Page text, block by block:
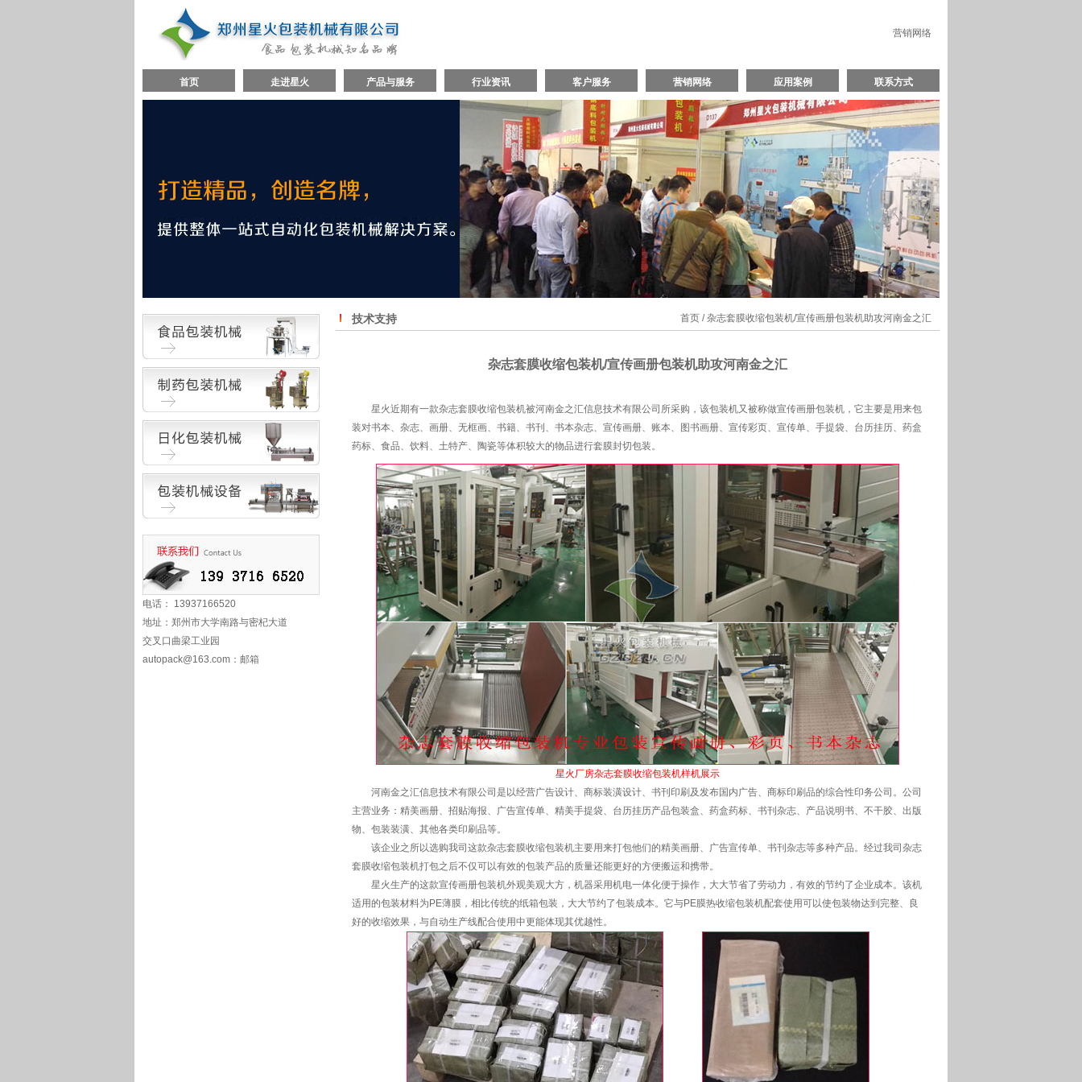
营销网络
首页 走进星火 产品与服务 行业资讯 客户服务 营销网络 应用案例 联系方式
电话： 13937166520
地址：郑州市大学南路与密杞大道
交叉口曲梁工业园
autopack@163.com ：邮箱
技术支持 首页 / 杂志套膜收缩包装机/宣传画册包装机助攻河南金之汇
杂志套膜收缩包装机/宣传画册包装机助攻河南金之汇
星火近期有一款杂志套膜收缩包装机被河南金之汇信息技术有限公司所采购，该包装机又被称做宣传画册包装机，它主要是用来包
装对书本、杂志、画册、无框画、书籍、书刊、书本杂志、宣传画册、账本、图书画册、宣传彩页、宣传单、手提袋、台历挂历、药盒
药标、食品、饮料、土特产、陶瓷等体积较大的物品进行套膜封切包装。
星火厂房杂志套膜收缩包装机样机展示
河南金之汇信息技术有限公司是以经营广告设计、商标装潢设计、书刊印刷及发布国内广告、商标印刷品的综合性印务公司。公司
主营业务：精美画册、招贴海报、广告宣传单、精美手提袋、台历挂历产品包装盒、药盒药标、书刊杂志、产品说明书、不干胶、出版
物、包装装潢、其他各类印刷品等。
该企业之所以选购我司这款杂志套膜收缩包装机主要用来打包他们的精美画册、广告宣传单、书刊杂志等多种产品。经过我司杂志
套膜收缩包装机打包之后不仅可以有效的包装产品的质量还能更好的方便搬运和携带。
星火生产的这款宣传画册包装机外观美观大方，机器采用机电一体化便于操作，大大节省了劳动力，有效的节约了企业成本。该机
适用的包装材料为PE薄膜，相比传统的纸箱包装，大大节约了包装成本。它与PE膜热收缩包装机配套使用可以使包装物达到完整、良
好的收缩效果，与自动生产线配合使用中更能体现其优越性。